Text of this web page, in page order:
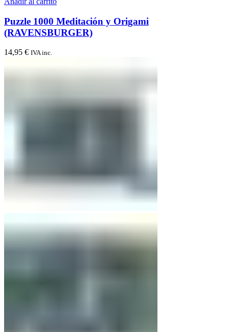
Puzzle 1000 Meditación y Origami
(RAVENSBURGER)
14,95 € IVA inc.